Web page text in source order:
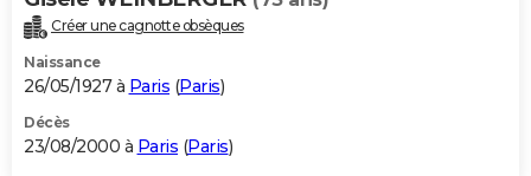
Créer une cagnotte obsèques
Naissance
26/05/1927 à Paris (Paris)
Décès
23/08/2000 à Paris (Paris)